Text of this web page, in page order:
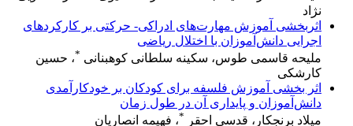
نژاد
اثربخشی آموزش مهارت‌های ادراکی- حرکتی بر کارکردهای
اجرایی دانش‌آموزان با اختلال ریاضی
ملیحه قاسمی طوس، سکینه سلطانی کوهبنانی *، حسین
کارشکی
اثر بخشی آموزش فلسفه برای کودکان بر خودکارآمدی
دانش‌آموزان و پایداری آن در طول زمان
میلاد برنجکار، قدسی احقر
*، فهیمه انصاریان